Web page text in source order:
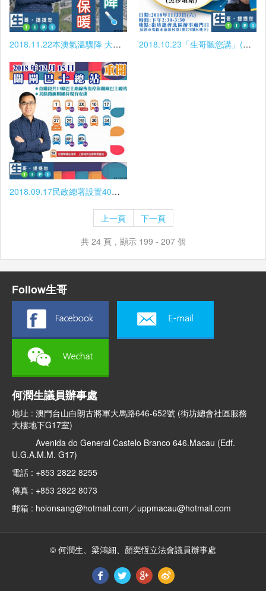
2018.11.22本澳氣溫驟降 大家注意保暖 2018.10.23「生哥聽您講」(黑沙灣站)
2018.09.17民政總署設置40個臨時垃圾回收點
上一頁
下一頁
共 24 頁，顯示 199 - 207 個
Follow生哥
何潤生議員辦事處
地址 : 澳門台山白朗古將軍大馬路646-652號 (街坊總會社區服務
大樓地下G17室)
Avenida do General Castelo Branco 646.Macau (Edf.
U.G.A.M.M. G17)
電話 : +853 2822 8255
傳真 : +853 2822 8073
郵箱 : hoionsang@hotmail.com／uppmacau@hotmail.com
© 何潤生、梁鴻細、顏奕恆立法會議員辦事處